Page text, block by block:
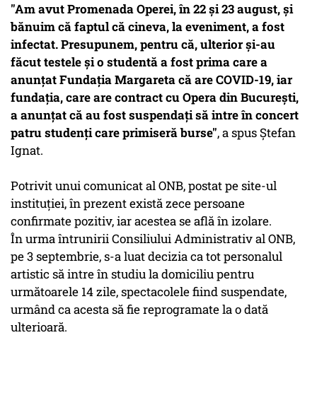
"Am avut Promenada Operei, în 22 şi 23 august, şi
bănuim că faptul că cineva, la eveniment, a fost
infectat. Presupunem, pentru că, ulterior şi-au
făcut testele şi o studentă a fost prima care a
anunţat Fundaţia Margareta că are COVID-19, iar
fundaţia, care are contract cu Opera din Bucureşti,
a anunţat că au fost suspendaţi să intre în concert
patru studenţi care primiseră burse", a spus Ștefan
Ignat.
Potrivit unui comunicat al ONB, postat pe site-ul
instituţiei, în prezent există zece persoane
confirmate pozitiv, iar acestea se află în izolare.
În urma întrunirii Consiliului Administrativ al ONB,
pe 3 septembrie, s-a luat decizia ca tot personalul
artistic să intre în studiu la domiciliu pentru
următoarele 14 zile, spectacolele fiind suspendate,
urmând ca acesta să fie reprogramate la o dată
ulterioară.